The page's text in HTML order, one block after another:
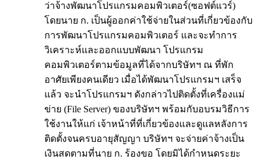
ว่าจ้างพัฒนาโปรแกรมคอมพิวเตอร์(ซอฟต์แวร์)
โดยนาย ก. เป็นผู้ออกค่าใช้จ่ายในส่วนที่เกี่ยวข้องกับ
การพัฒนาโปรแกรมคอมพิวเตอร์ และจะทำการ
วิเคราะห์และออกแบบพัฒนา โปรแกรม
คอมพิวเตอร์ตามข้อมูลที่ได้จากบริษัทฯ ณ ที่พัก
อาศัยเพียงคนเดียว เมื่อได้พัฒนาโปรแกรมฯ เสร็จ
แล้ว จะนำโปรแกรมฯ ดังกล่าวไปติดตั้งที่เครื่องแม่
ข่าย (File Server) ของบริษัทฯ พร้อมกับอบรมวิธีการ
ใช้งานให้แก่ เจ้าหน้าที่ที่เกี่ยวข้องและดูแลหลังการ
ติดตั้งจนครบอายุสัญญา บริษัทฯ จะจ่ายค่าจ้างเป็น
เงินสดตามที่นาย ก. ร้องขอ โดยมิได้กำหนดระยะ